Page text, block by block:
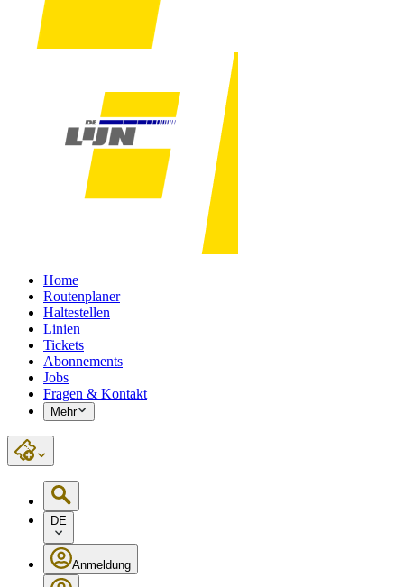
Home
Routenplaner
Haltestellen
Linien
Tickets
Abonnements
Jobs
Fragen & Kontakt
Mehr
DE
Anmeldung